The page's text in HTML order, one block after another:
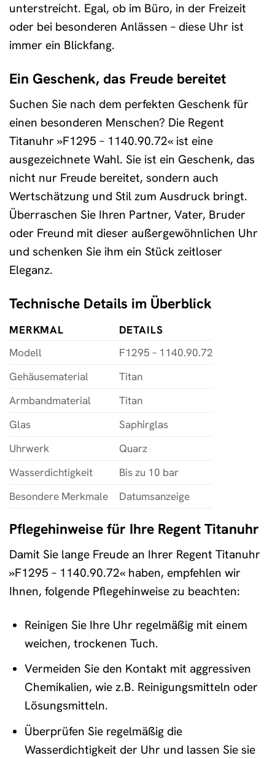
unterstreicht. Egal, ob im Büro, in der Freizeit
oder bei besonderen Anlässen – diese Uhr ist
immer ein Blickfang.
Ein Geschenk, das Freude bereitet
Suchen Sie nach dem perfekten Geschenk für
einen besonderen Menschen? Die Regent
Titanuhr »F1295 – 1140.90.72« ist eine
ausgezeichnete Wahl. Sie ist ein Geschenk, das
nicht nur Freude bereitet, sondern auch
Wertschätzung und Stil zum Ausdruck bringt.
Überraschen Sie Ihren Partner, Vater, Bruder
oder Freund mit dieser außergewöhnlichen Uhr
und schenken Sie ihm ein Stück zeitloser
Eleganz.
Technische Details im Überblick
MERKMAL
DETAILS
Modell
F1295 – 1140.90.72
Gehäusematerial
Titan
Armbandmaterial
Titan
Glas
Saphirglas
Uhrwerk
Quarz
Wasserdichtigkeit
Bis zu 10 bar
Besondere Merkmale
Datumsanzeige
Pflegehinweise für Ihre Regent Titanuhr
Damit Sie lange Freude an Ihrer Regent Titanuhr
»F1295 – 1140.90.72« haben, empfehlen wir
Ihnen, folgende Pflegehinweise zu beachten:
Reinigen Sie Ihre Uhr regelmäßig mit einem
weichen, trockenen Tuch.
Vermeiden Sie den Kontakt mit aggressiven
Chemikalien, wie z.B. Reinigungsmitteln oder
Lösungsmitteln.
Überprüfen Sie regelmäßig die
Wasserdichtigkeit der Uhr und lassen Sie sie